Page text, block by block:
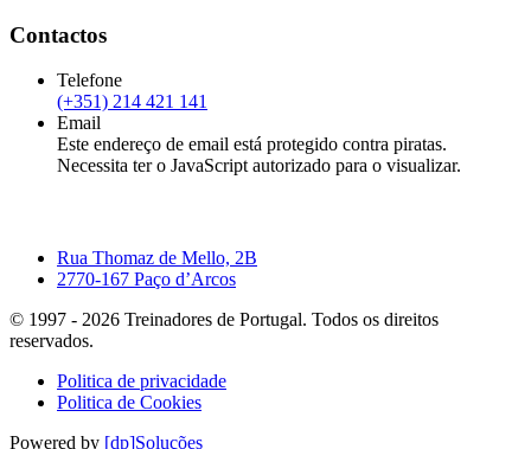
Contactos
Telefone
(+351) 214 421 141
Email
Este endereço de email está protegido contra piratas.
Necessita ter o JavaScript autorizado para o visualizar.
Rua Thomaz de Mello, 2B
2770-167 Paço d’Arcos
© 1997 - 2026 Treinadores de Portugal. Todos os direitos
reservados.
Politica de privacidade
Politica de Cookies
Powered by [dp]Soluções